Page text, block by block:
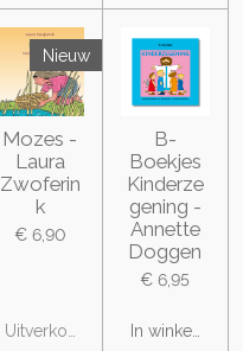
Nieuw
Mozes -
Laura
Zwoferin
k
€ 6,90
Uitverkocht
B-
Boekjes
Kinderze
gening -
Annette
Doggen
€ 6,95
In